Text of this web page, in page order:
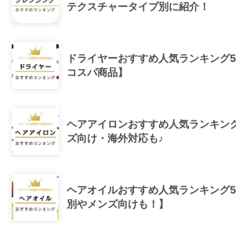
テクスチャータイプ別に紹介！
ドライヤーおすすめ人気ランキング
コスパ商品】
ヘアアイロンおすすめ人気ランキン
ズ向け・海外対応も♪
ヘアオイルおすすめ人気ランキング
別やメンズ向けも！】